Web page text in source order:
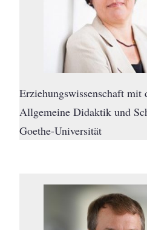
Erziehungswissenschaft mit
Allgemeine Didaktik und
Goethe-Universität